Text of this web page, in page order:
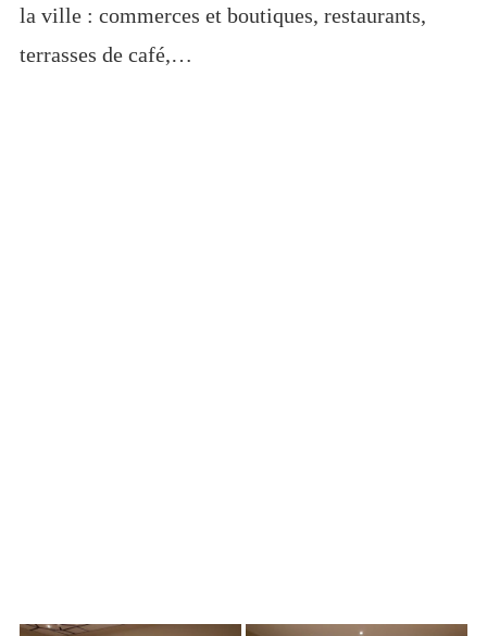
la ville : commerces et boutiques, restaurants,
terrasses de café,…